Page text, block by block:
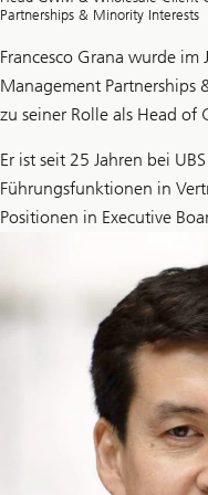
Partnerships & Minority Interests
Francesco Grana wurde
Management Partnerships
zu seiner Rolle als Head
Er ist seit 25 Jahren bei
Führungsfunktionen in
Positionen in Executive